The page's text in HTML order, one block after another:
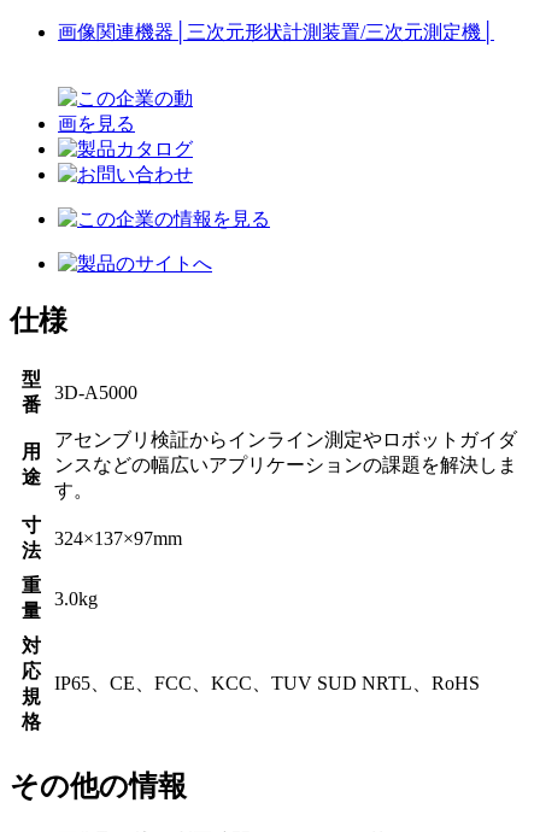
画像関連機器 三次元形状計測装置/三次元測定機
仕様
型
番
3D-A5000
用
途
アセンブリ検証からインライン測定やロボットガイダ
ンスなどの幅広いアプリケーションの課題を解決しま
す。
寸
法
324×137×97mm
重
量
3.0kg
対
応
規
格
IP65、CE、FCC、KCC、TUV SUD NRTL、RoHS
その他の情報